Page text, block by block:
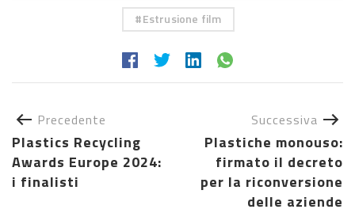
Estrusione film
Precedente
Plastics Recycling
Awards Europe 2024:
i finalisti
Successiva
Plastiche monouso:
firmato il decreto
per la riconversione
delle aziende